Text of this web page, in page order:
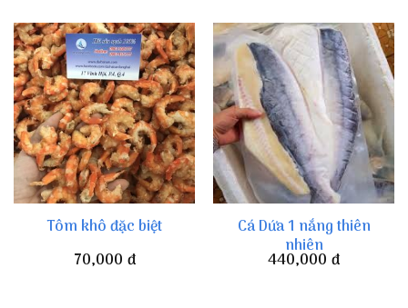
Tôm khô đặc biệt
70,000 đ
Cá Dứa 1 nắng thiên
nhiên
440,000 đ